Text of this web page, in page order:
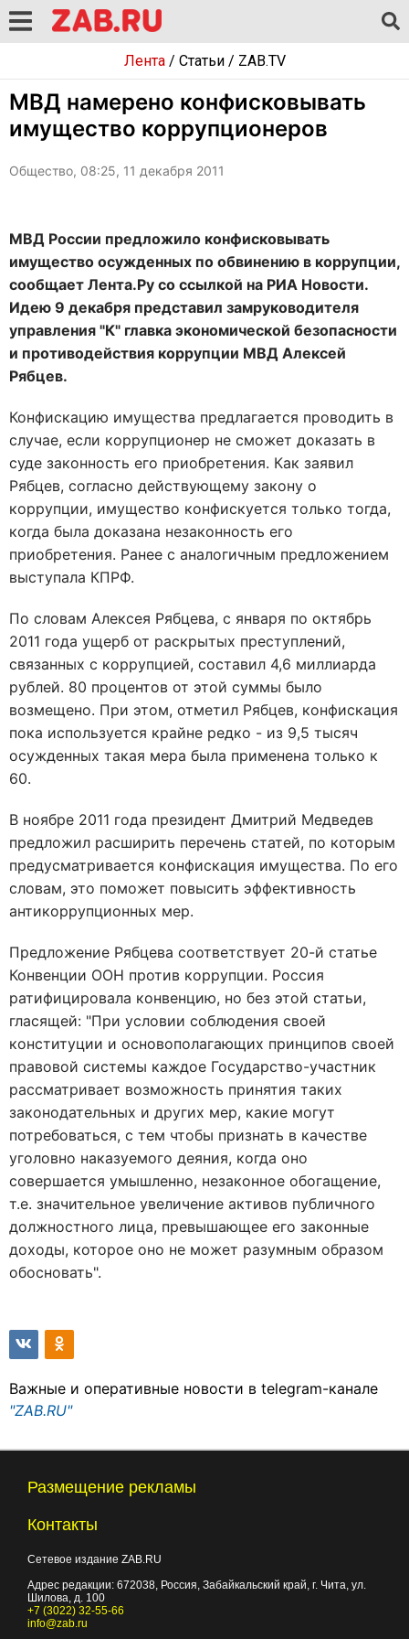
Лента/ Статьи/ ZAB.TV
МВД намерено конфисковывать
имущество коррупционеров
Общество, 08:25, 11 декабря 2011
МВД России предложило конфисковывать
имущество осужденных по обвинению в коррупции,
сообщает Лента.Ру со ссылкой на РИА Новости.
Идею 9 декабря представил замруководителя
управления "К" главка экономической безопасности
и противодействия коррупции МВД Алексей
Рябцев.
Конфискацию имущества предлагается проводить в
случае, если коррупционер не сможет доказать в
суде законность его приобретения. Как заявил
Рябцев, согласно действующему закону о
коррупции, имущество конфискуется только тогда,
когда была доказана незаконность его
приобретения. Ранее с аналогичным предложением
выступала КПРФ.
По словам Алексея Рябцева, с января по октябрь
2011 года ущерб от раскрытых преступлений,
связанных с коррупцией, составил 4,6 миллиарда
рублей. 80 процентов от этой суммы было
возмещено. При этом, отметил Рябцев, конфискация
пока используется крайне редко - из 9,5 тысяч
осужденных такая мера была применена только к
60.
В ноябре 2011 года президент Дмитрий Медведев
предложил расширить перечень статей, по которым
предусматривается конфискация имущества. По его
словам, это поможет повысить эффективность
антикоррупционных мер.
Предложение Рябцева соответствует 20-й статье
Конвенции ООН против коррупции. Россия
ратифицировала конвенцию, но без этой статьи,
гласящей: "При условии соблюдения своей
конституции и основополагающих принципов своей
правовой системы каждое Государство-участник
рассматривает возможность принятия таких
законодательных и других мер, какие могут
потребоваться, с тем чтобы признать в качестве
уголовно наказуемого деяния, когда оно
совершается умышленно, незаконное обогащение,
т.е. значительное увеличение активов публичного
должностного лица, превышающее его законные
доходы, которое оно не может разумным образом
обосновать".
Важные и оперативные новости в telegram-канале
"ZAB.RU"
Размещение рекламы
Контакты
Сетевое издание ZAB.RU
Адрес редакции: 672038, Россия, Забайкальский край, г. Чита, ул.
Шилова, д. 100
+7 (3022) 32-55-66
info@zab.ru